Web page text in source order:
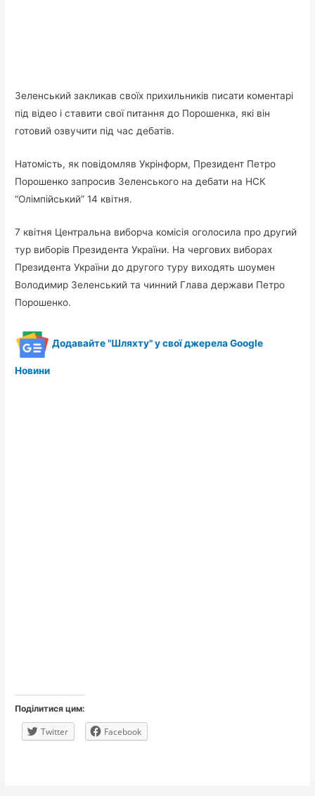
Зеленський закликав своїх прихильників писати коментарі
під відео і ставити свої питання до Порошенка, які він
готовий озвучити під час дебатів.
Натомість, як повідомляв Укрінформ, Президент Петро
Порошенко запросив Зеленського на дебати на НСК
“Олімпійський” 14 квітня.
7 квітня Центральна виборча комісія оголосила про другий
тур виборів Президента України. На чергових виборах
Президента України до другого туру виходять шоумен
Володимир Зеленський та чинний Глава держави Петро
Порошенко.
Додавайте "Шляхту" у свої джерела Google
Новини
Поділитися цим:
Twitter Facebook